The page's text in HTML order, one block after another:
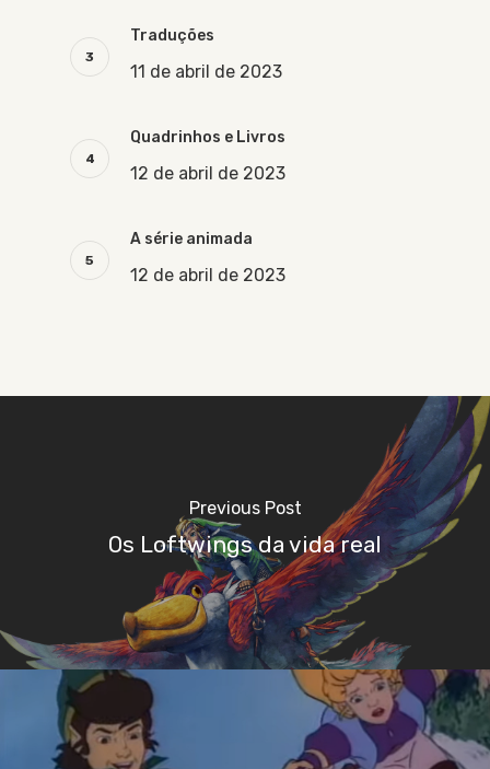
Traduções
11 de abril de 2023
Quadrinhos e Livros
12 de abril de 2023
A série animada
12 de abril de 2023
Previous Post
Os Loftwings da vida real